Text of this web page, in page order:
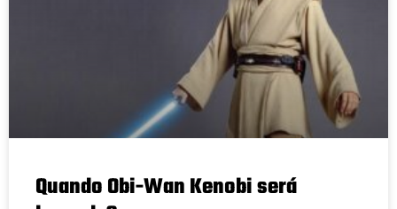
Quando Obi-Wan Kenobi será